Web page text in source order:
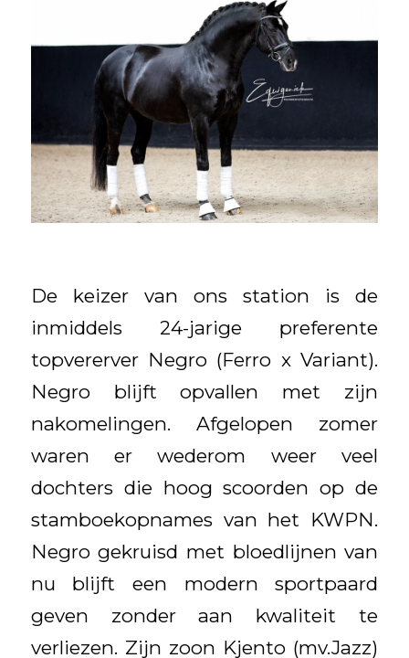
De keizer van ons station is de
inmiddels 24-jarige preferente
topvererver Negro (Ferro x Variant).
Negro blijft opvallen met zijn
nakomelingen. Afgelopen zomer
waren er wederom weer veel
dochters die hoog scoorden op de
stamboekopnames van het KWPN.
Negro gekruisd met bloedlijnen van
nu blijft een modern sportpaard
geven zonder aan kwaliteit te
verliezen. Zijn zoon Kjento (mv.Jazz)